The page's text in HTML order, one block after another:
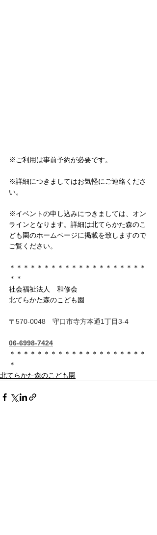
※ご利用は事前予約が必要です。
※詳細につきましてはお気軽にご連絡くださ
い。
※イベントの申し込みにつきましては、オン
ラインとなります。詳細は北てらかた森のこ
ども園のホームページに掲載を致しますので
ご覧ください。
＊＊＊＊＊＊＊＊＊＊＊＊＊＊＊＊＊＊＊＊
＊＊
社会福祉法人　和修会
北てらかた森のこども園
〒570-0048　守口市寺方本通1丁目3-4
06-6998-7424
＊＊＊＊＊＊＊＊＊＊＊＊＊＊＊＊＊＊＊＊
＊
北てらかた森のこども園